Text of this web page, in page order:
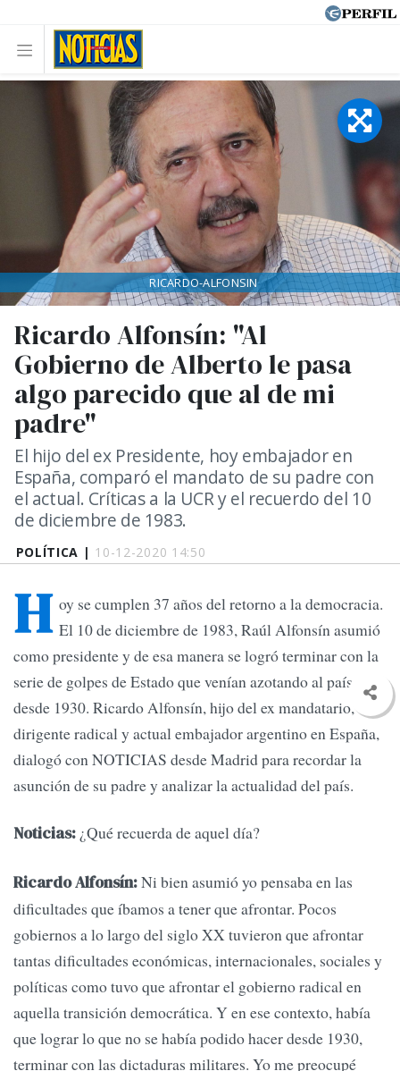
POLÍTICA | 10-12-2020 14:50
Ricardo Alfonsín: "Al
Gobierno de Alberto le pasa
algo parecido que al de mi
padre"
El hijo del ex Presidente, hoy embajador en
España, comparó el mandato de su padre con
el actual. Críticas a la UCR y el recuerdo del 10
de diciembre de 1983.
RICARDO-ALFONSIN
H oy se cumplen 37 años del retorno a la democracia.
El 10 de diciembre de 1983, Raúl Alfonsín asumió
como presidente y de esa manera se logró terminar con la
serie de golpes de Estado que venían azotando al país
desde 1930. Ricardo Alfonsín, hijo del ex mandatario,
dirigente radical y actual embajador argentino en España,
dialogó con NOTICIAS desde Madrid para recordar la
asunción de su padre y analizar la actualidad del país.
Noticias: ¿Qué recuerda de aquel día?
Ricardo Alfonsín:Ni bien asumió yo pensaba en las
dificultades que íbamos a tener que afrontar. Pocos
gobiernos a lo largo del siglo XX tuvieron que afrontar
tantas dificultades económicas, internacionales, sociales y
políticas como tuvo que afrontar el gobierno radical en
aquella transición democrática. Y en ese contexto, había
que lograr lo que no se había podido hacer desde 1930,
terminar con las dictaduras militares. Yo me preocupé